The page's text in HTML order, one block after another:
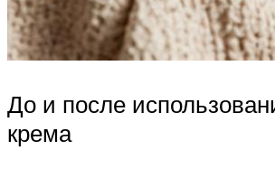
До и после
крема